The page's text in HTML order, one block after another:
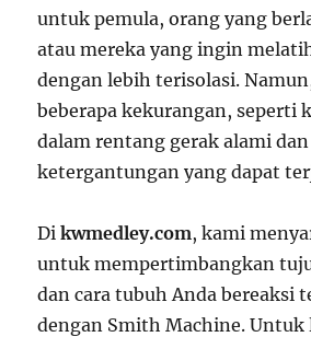
untuk pemula, orang yang
atau mereka yang ingin
dengan lebih terisolasi.
beberapa kekurangan, seperti
dalam rentang gerak alami dan
ketergantungan yang dapat
Dikwmedley.com, kami
untuk mempertimbangkan
dan cara tubuh Anda bereaksi
dengan Smith Machine. Untuk